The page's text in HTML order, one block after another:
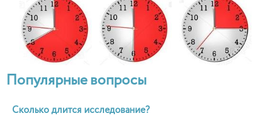
Популярные вопросы
Сколько длится исследование?